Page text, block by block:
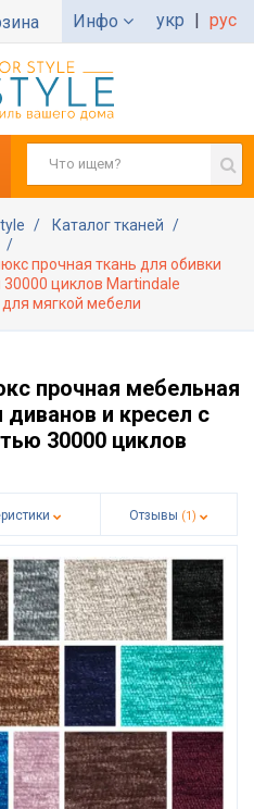
Инфо укр | рус
Каталог тканей
прочная ткань для обивки
30000 циклов Martindale
мягкой мебели
прочная мебельная
и кресел с
30000 циклов
Отзывы (1)